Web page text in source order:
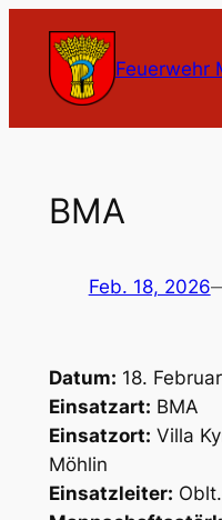
Inhalt
springen
Feuerwehr
BMA
Feb. 18, 2026
Datum: 18.
Einsatzart: BMA
Einsatzort: Villa
Möhlin
Einsatzleiter: